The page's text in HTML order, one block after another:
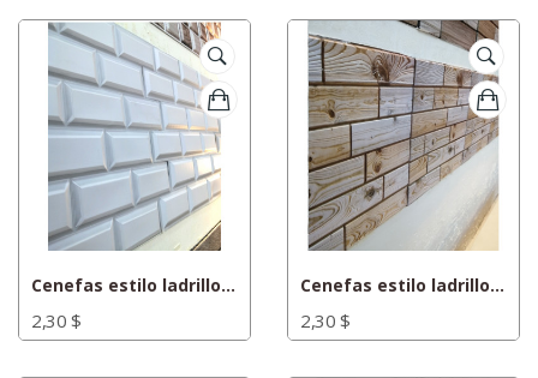
Cenefas estilo ladrillo blanco
2,30 $
Cenefas estilo ladrillos de madera clara
2,30 $